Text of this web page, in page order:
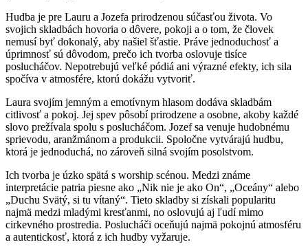
Hudba je pre Lauru a Jozefa prirodzenou súčasťou života. Vo
svojich skladbách hovoria o dôvere, pokoji a o tom, že človek
nemusí byť dokonalý, aby našiel šťastie. Práve jednoduchosť a
úprimnosť sú dôvodom, prečo ich tvorba oslovuje tisíce
poslucháčov. Nepotrebujú veľké pódiá ani výrazné efekty, ich sila
spočíva v atmosfére, ktorú dokážu vytvoriť.
Laura svojím jemným a emotívnym hlasom dodáva skladbám
citlivosť a pokoj. Jej spev pôsobí prirodzene a osobne, akoby každé
slovo prežívala spolu s poslucháčom. Jozef sa venuje hudobnému
sprievodu, aranžmánom a produkcii. Spoločne vytvárajú hudbu,
ktorá je jednoduchá, no zároveň silná svojím posolstvom.
Ich tvorba je úzko spätá s worship scénou. Medzi známe
interpretácie patria piesne ako „Nik nie je ako On“, „Oceány“ alebo
„Duchu Svätý, si tu vítaný“. Tieto skladby si získali popularitu
najmä medzi mladými kresťanmi, no oslovujú aj ľudí mimo
cirkevného prostredia. Poslucháči oceňujú najmä pokojnú atmosféru
a autentickosť, ktorá z ich hudby vyžaruje.